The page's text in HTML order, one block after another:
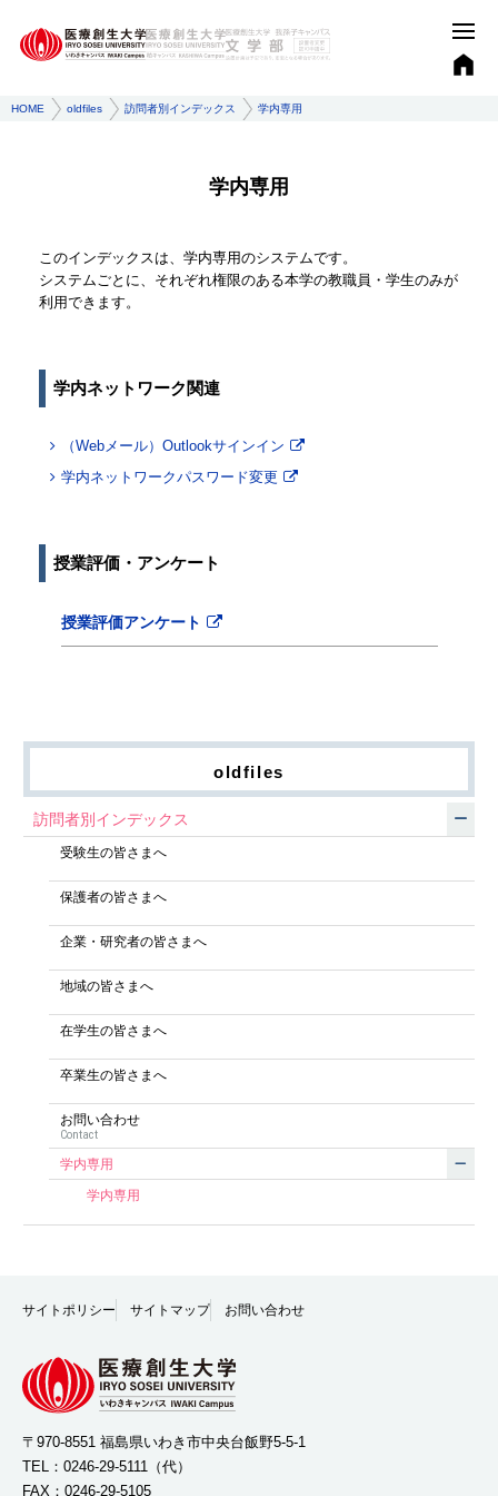
HOME oldfiles 訪問者別インデックス 学内専用
学内専用
このインデックスは、学内専用のシステムです。
システムごとに、それぞれ権限のある本学の教職員・学生のみが
利用できます。
学内ネットワーク関連
（Webメール）Outlookサインイン
学内ネットワークパスワード変更
授業評価・アンケート
授業評価アンケート
oldfiles
訪問者別インデックス
受験生の皆さまへ
保護者の皆さまへ
企業・研究者の皆さまへ
地域の皆さまへ
在学生の皆さまへ
卒業生の皆さまへ
お問い合わせ
Contact
学内専用
学内専用
サイトポリシー サイトマップ お問い合わせ
〒970-8551 福島県いわき市中央台飯野5-5-1
TEL： 0246-29-5111 （代）
FAX：0246-29-5105